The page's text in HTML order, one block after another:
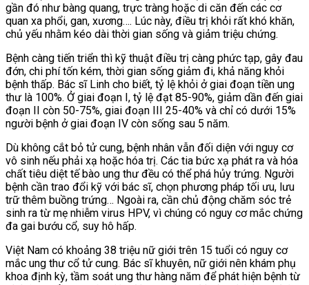
gần đó như bàng quang, trực tràng hoặc di căn đến các cơ
quan xa phổi, gan, xương…. Lúc này, điều trị khỏi rất khó khăn,
chủ yếu nhằm kéo dài thời gian sống và giảm triệu chứng.
Bệnh càng tiến triển thì kỹ thuật điều trị càng phức tạp, gây đau
đớn, chi phí tốn kém, thời gian sống giảm đi, khả năng khỏi
bệnh thấp. Bác sĩ Linh cho biết, tỷ lệ khỏi ở giai đoạn tiền ung
thư là 100%. Ở giai đoạn I, tỷ lệ đạt 85-90%, giảm dần đến giai
đoạn II còn 50-75%, giai đoạn III 25-40% và chỉ có dưới 15%
người bệnh ở giai đoạn IV còn sống sau 5 năm.
Dù không cắt bỏ tử cung, bệnh nhân vẫn đối diện với nguy cơ
vô sinh nếu phải xạ hoặc hóa trị. Các tia bức xạ phát ra và hóa
chất tiêu diệt tế bào ung thư đều có thể phá hủy trứng. Người
bệnh cần trao đổi kỹ với bác sĩ, chọn phương pháp tối ưu, lưu
trữ thêm buồng trứng… Ngoài ra, cần chủ động chăm sóc trẻ
sinh ra từ mẹ nhiễm virus HPV, vì chúng có nguy cơ mắc chứng
đa gai bướu cổ, suy hô hấp.
Việt Nam có khoảng 38 triệu nữ giới trên 15 tuổi có nguy cơ
mắc ung thư cổ tử cung. Bác sĩ khuyên, nữ giới nên khám phụ
khoa định kỳ, tầm soát ung thư hàng năm để phát hiện bệnh từ